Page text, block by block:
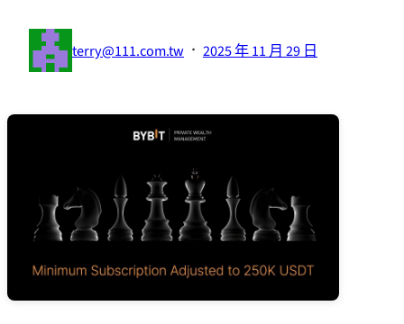
terry@111.com.tw · 2025 年 11 月 29 日